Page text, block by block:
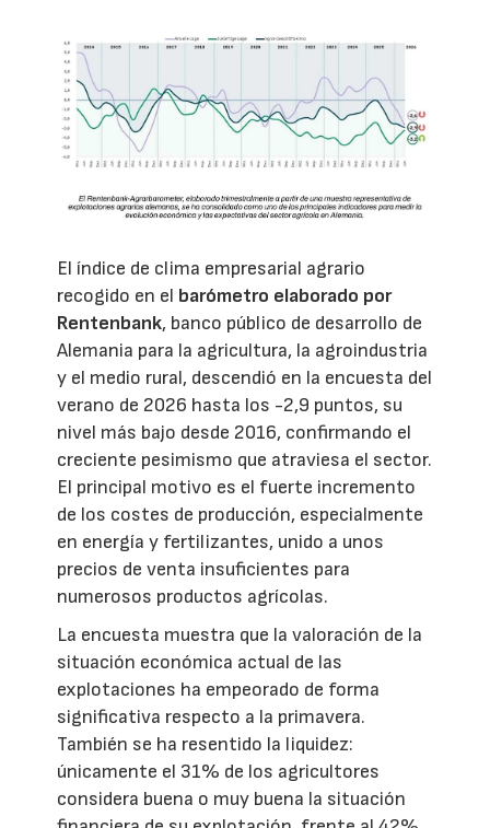
El índice de clima empresarial agrario
recogido en el barómetro elaborado por
Rentenbank, banco público de desarrollo de
Alemania para la agricultura, la agroindustria
y el medio rural, descendió en la encuesta del
verano de 2026 hasta los -2,9 puntos, su
nivel más bajo desde 2016, confirmando el
creciente pesimismo que atraviesa el sector.
El principal motivo es el fuerte incremento
de los costes de producción, especialmente
en energía y fertilizantes, unido a unos
precios de venta insuficientes para
numerosos productos agrícolas.
La encuesta muestra que la valoración de la
situación económica actual de las
explotaciones ha empeorado de forma
significativa respecto a la primavera.
También se ha resentido la liquidez:
únicamente el 31% de los agricultores
considera buena o muy buena la situación